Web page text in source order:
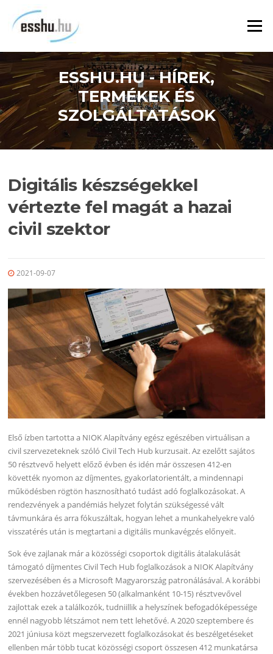
tartalomra
Menü
ESSHU.HU - HÍREK,
TERMÉKEK ÉS
SZOLGÁLTATÁSOK
Digitális készségekkel
vértezte fel magát a hazai
civil szektor
2021-09-07
Első ízben tartotta a NIOK Alapítvány egész egészében virtuálisan a
civil szervezeteknek szóló Civil Tech Hub kurzusait. Az ezelőtt sajátos
50 résztvevő helyett előző évben és idén már összesen 412-en
követték nyomon az díjmentes, gyakorlatorientált, a mindennapi
működésben rögtön hasznosítható tudást adó foglalkozásokat. A
rendezvények a pandémiás helyzet folytán szükségessé vált
távmunkára és arra fókuszáltak, hogyan lehet a munkahelyekre való
visszatérés után is megtartani a digitális munkavégzés előnyeit.
Sok éve zajlanak már a közösségi csoportok digitális átalakulását
támogató díjmentes Civil Tech Hub foglalkozások a NIOK Alapítvány
szervezésében és a Microsoft Magyarország patronálásával. A korábbi
években hozzávetőlegesen 50 (alkalmanként 10-15) résztvevővel
zajlottak ezek a találkozók, tudniillik a helyszínek befogadóképessége
ennél nagyobb létszámot nem tett lehetővé. A 2020 szeptembere és
2021 júniusa közt megszervezett foglalkozásokat és beszélgetéseket
ellenben már több tucat közösségi csoport összesen 412 munkatársa